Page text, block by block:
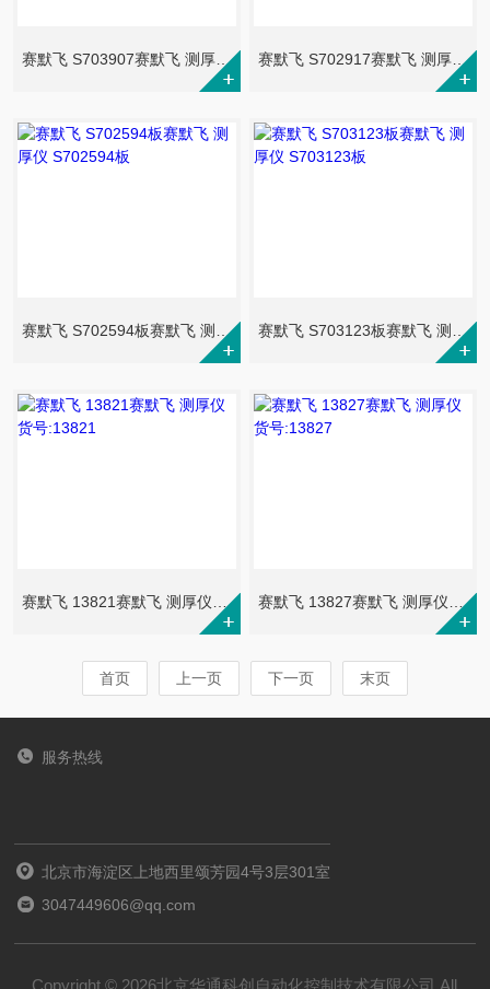
赛默飞 S703907赛默飞 测厚仪 S703907轴封 赛默飞 S702917赛默飞 测厚仪 S702917轴封
赛默飞 S702594板赛默飞 测厚仪 S702594板 赛默飞 S703123板赛默飞 测厚仪 S703123板
赛默飞 13821赛默飞 测厚仪 货号:13821 赛默飞 13827赛默飞 测厚仪 货号:13827
首页 上一页 下一页 末页
服务热线
北京市海淀区上地西里颂芳园4号3层301室
3047449606@qq.com